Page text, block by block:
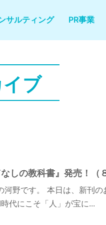
サルティング PR事業
ブ
しの教科書』発売！（
野です。 本日は、新刊の
代にこそ「人」が宝に...